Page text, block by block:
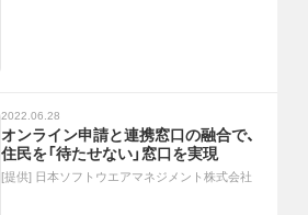
2022.06.28
オンライン申請と連携窓口の融合で、
住民を「待たせない」窓口を実現
[提供] 日本ソフトウエアマネジメント株式会社